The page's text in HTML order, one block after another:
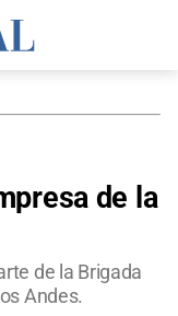
de la
de la Brigada
Andes.